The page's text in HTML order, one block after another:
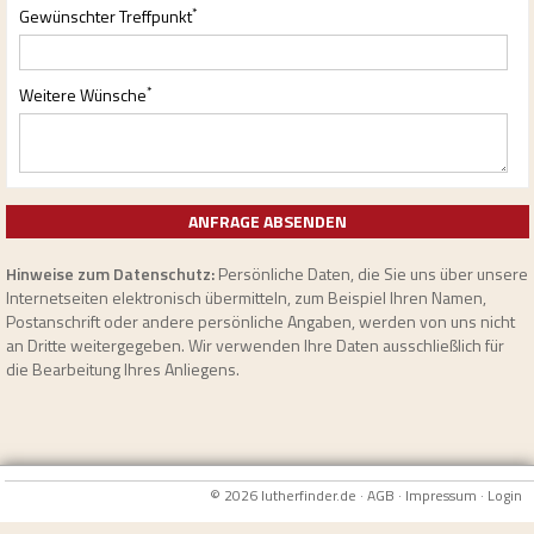
Gewünschter Treffpunkt*
Weitere Wünsche*
Hinweise zum Datenschutz:Persönliche Daten, die Sie uns über unsere
Internetseiten elektronisch übermitteln, zum Beispiel Ihren Namen,
Postanschrift oder andere persönliche Angaben, werden von uns nicht
an Dritte weitergegeben. Wir verwenden Ihre Daten ausschließlich für
die Bearbeitung Ihres Anliegens.
© 2026 lutherfinder.de · AGB · Impressum · Login